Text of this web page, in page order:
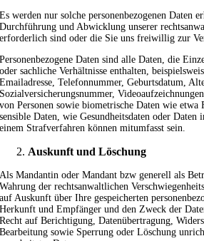
Es werden nur solche personenbezogenen Daten
Durchführung und Abwicklung unserer
erforderlich sind oder die Sie uns freiwillig zur
Personenbezogene Daten sind alle Daten, die
oder sachliche Verhältnisse enthalten,
Emailadresse, Telefonnummer, Geburtsdatum,
Sozialversicherungsnummer,
von Personen sowie biometrische Daten wie etwa
sensible Daten, wie Gesundheitsdaten oder Daten
einem Strafverfahren können mitumfasst sein.
Auskunft und Löschung
Als Mandantin oder Mandant bzw generell als
Wahrung der rechtsanwaltlichen
auf Auskunft über Ihre gespeicherten
Herkunft und Empfänger und den Zweck der
Recht auf Berichtigung, Datenübertragung,
Bearbeitung sowie Sperrung oder Löschung